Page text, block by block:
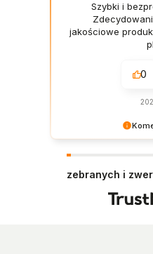
klientów takich jak
nam się udało.
:) Pozdrawiamy
Szybki i
jakościowe
0
zebranych i